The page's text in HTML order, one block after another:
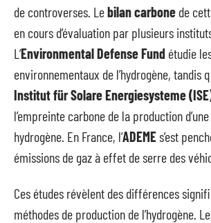
de controverses. Lebilan carbone de
en cours d’évaluation par plusieurs
L’Environmental Defense Fund étudie
environnementaux de l’hydrogène, tandis
Institut für Solare Energiesysteme
l’empreinte carbone de la production
hydrogène. En France, l’ADEMEs’est
émissions de gaz à effet de serre des
Ces études révèlent des différences
méthodes de production de l’hydrogène. Le